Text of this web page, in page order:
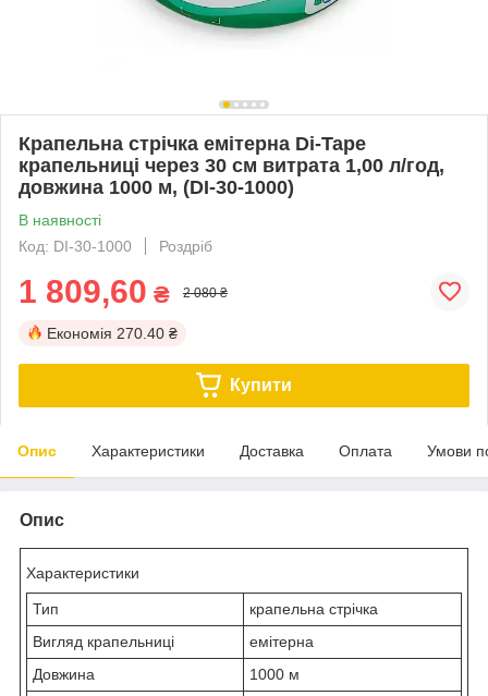
Крапельна стрічка емітерна Di-Tape
крапельниці через 30 см витрата 1,00 л/год,
довжина 1000 м, (DI-30-1000)
В наявності
Код: DI-30-1000
Роздріб
1 809,60 ₴ 2 080 ₴
Економія 270.40 ₴
Купити
Опис Характеристики Доставка Оплата Умови
Опис
Характеристики
Тип
крапельна стрічка
Вигляд крапельниці
емітерна
Довжина
1000 м